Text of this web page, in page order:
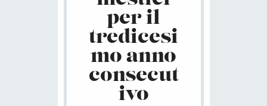
per il
tredicesi
mo anno
consecut
ivo